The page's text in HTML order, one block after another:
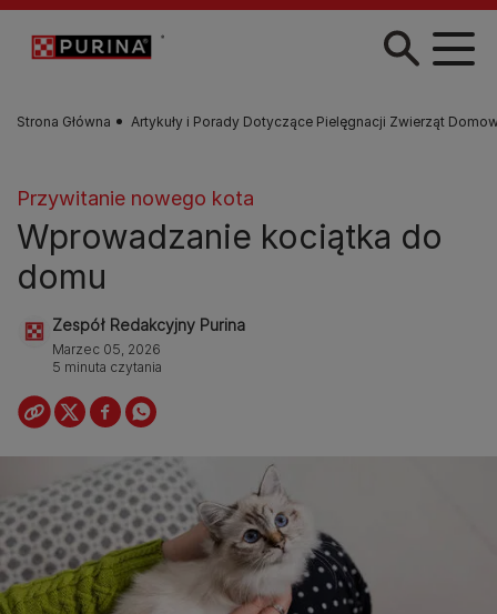
Przejdź do treści
Strona Główna Artykuły i Porady Dotyczące Pielęgnacji Zwierząt
Przywitanie nowego kota
Wprowadzanie kociątka do
domu
Zespół Redakcyjny Purina
Marzec 05, 2026
5 minuta czytania